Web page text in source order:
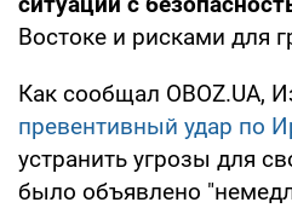
Востоке и рисками для
Как сообщал OBOZ.UA,
превентивный удар по
устранить угрозы для
было объявлено